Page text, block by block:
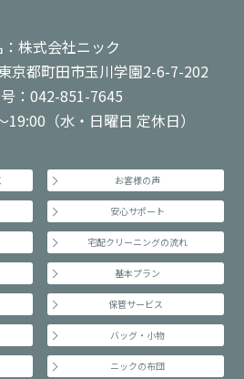
株式会社ニック
京都町田市玉川学園2-6-7-202
：042-851-7645
（水・日曜日 定休日）
お客様の声
安心サポート
宅配クリーニングの流れ
基本プラン
保管サービス
バッグ・小物
ニックの布団